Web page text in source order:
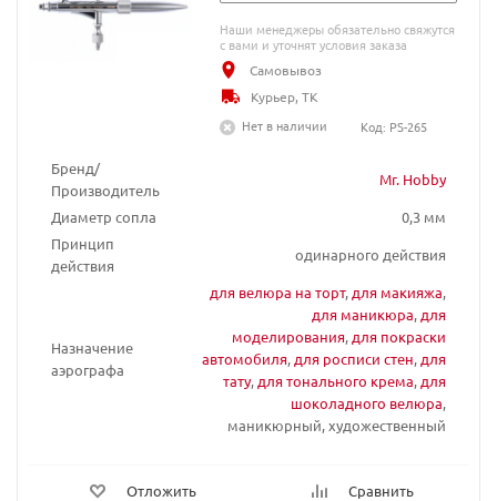
Бренд/
Производитель
Mr. Hobby
Диаметр сопла
0,3 мм
Принцип
действия
одинарного действия
Назначение
аэрографа
для велюра на торт, для макияжа,
для маникюра, для
моделирования, для покраски
автомобиля, для росписи стен, для
тату, для тонального крема, для
шоколадного велюра,
маникюрный, художественный
Отложить Сравнить
Наши менеджеры обязательно свяжутся
с вами и уточнят условия заказа
Самовывоз
Курьер, ТК
Нет в наличии
Код: PS-265